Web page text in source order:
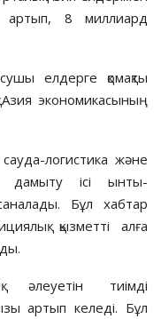
артып, 8 миллиард
елдерге қомақты
Азия экономикасының
логистика және
дамыту ісі ынты­
Бұл хабтар
қызметті алға
әлеуетін тиімді
артып келеді. Бұл